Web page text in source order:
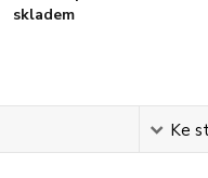
skladem
Ke